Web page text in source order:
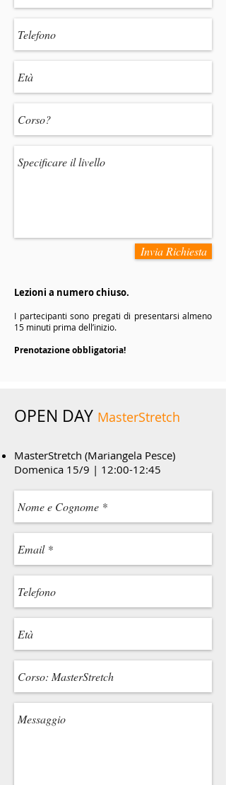
Invia Richiesta
Lezioni a numero chiuso.
I partecipanti sono pregati di presentarsi almeno
15 minuti prima dell’inizio.
Prenotazione obbligatoria!
OPEN DAY MasterStretch
MasterStretch (Mariangela Pesce)
Domenica 15/9 | 12:00-12:45